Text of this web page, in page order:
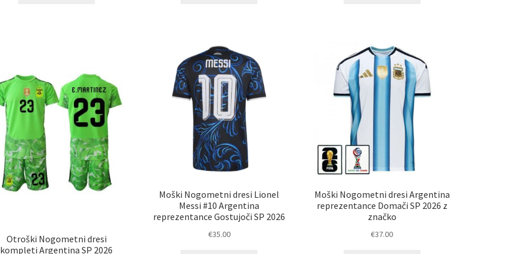
izberete
na
strani
izdelka
lahko
izberete
na
strani
lahko
izberete
na
Otroški Nogometni dresi
kompleti Argentina SP 2026
Moški Nogometni dresi Lionel
Messi #10 Argentina
reprezentance Gostujoči SP 2026
€35.00
Moški Nogometni dresi Argentina
reprezentance Domači SP 2026 z
značko
€37.00